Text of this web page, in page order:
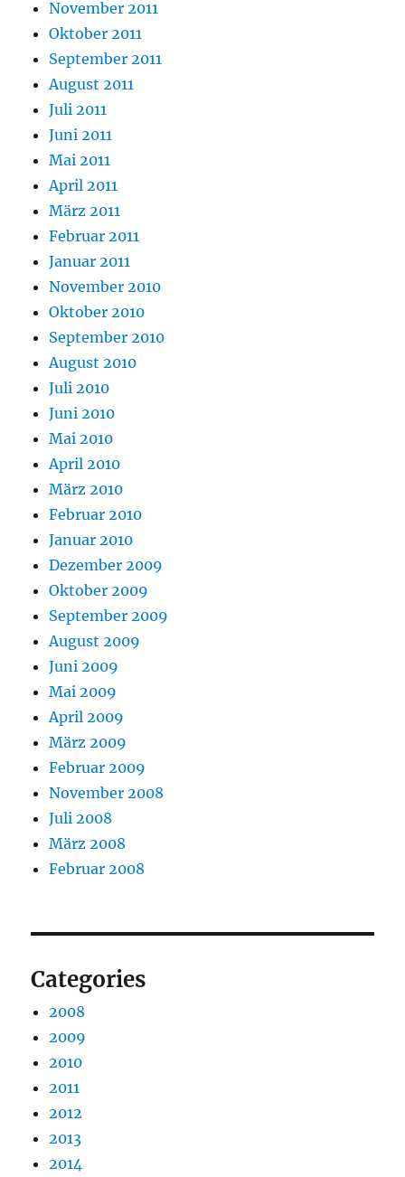
November 2011
Oktober 2011
September 2011
August 2011
Juli 2011
Juni 2011
Mai 2011
April 2011
März 2011
Februar 2011
Januar 2011
November 2010
Oktober 2010
September 2010
August 2010
Juli 2010
Juni 2010
Mai 2010
April 2010
März 2010
Februar 2010
Januar 2010
Dezember 2009
Oktober 2009
September 2009
August 2009
Juni 2009
Mai 2009
April 2009
März 2009
Februar 2009
November 2008
Juli 2008
März 2008
Februar 2008
Categories
2008
2009
2010
2011
2012
2013
2014